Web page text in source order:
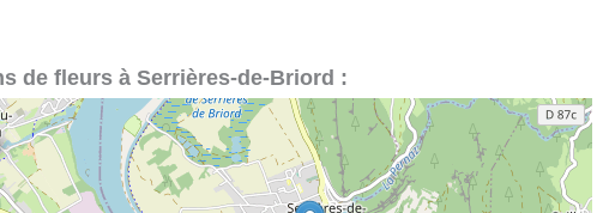
de fleurs à Serrières-de-Briord :